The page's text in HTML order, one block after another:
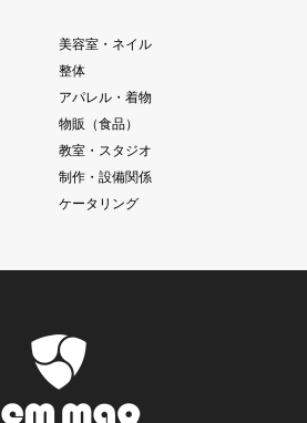
美容室・ネイル
整体
アパレル・着物
物販（食品）
教室・スタジオ
制作・設備関係
ケータリング